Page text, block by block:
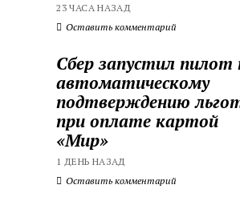
23 ЧАСА НАЗАД
Оставить комментарий
Сбер запустил пилот
автоматическому
подтверждению
при оплате картой
«Мир»
1 ДЕНЬ НАЗАД
Оставить комментарий